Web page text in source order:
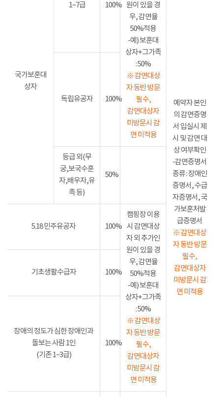
국가보훈대
상자
1~7급 100% 원이 있을 경
우, 감면율
50%적용
-예) 보훈대
상자+그가족
: 50%
※ 감면대상
자 동반 방문
필수,
감면대상자
미방문시 감
면 미적용
예약자 본인
의 감면증명
서 입실시 제
시 및 감면 대
상 여부확인
-감면증명서
종류 : 장애인
증명서, 수급
자증명서, 국
가보훈처발
급증명서
※ 감면대상
자 동반 방문
필수,
감면대상자
미방문시 감
면 미적용
독립유공자 100%
등급 외(무
궁,보국수훈
자,배우자,유
족 등)
50%
5.18 민주유공자 100%
캠핑장 이용
시 감면대상
자 외 추가인
원이 있을 경
우, 감면율
50%적용
-예) 보훈대
상자+그가족
: 50%
※ 감면대상
자 동반 방문
필수,
감면대상자
미방문시 감
면 미적용
기초생활수급자 100%
장애의 정도가 심한 장애인과
돌보는 사람 1인
(기존 1~3급)
100%